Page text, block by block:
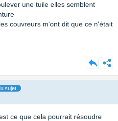
une tuile elles semblent
couvreurs m'ont dit que ce n'était
sujet
ce que cela pourrait résoudre